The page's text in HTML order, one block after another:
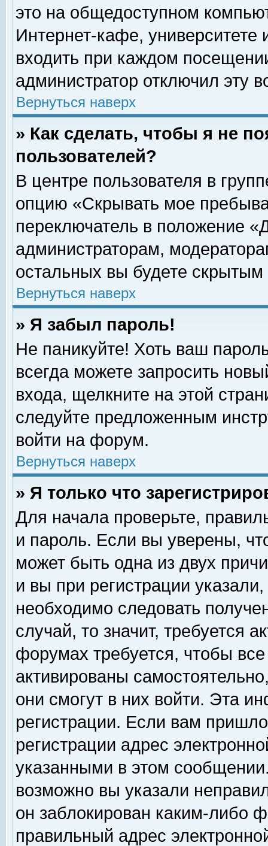
это на общедоступном
Интернет-кафе, университете
входить при каждом
администратор отключил эту
Вернуться наверх
» Как сделать, чтобы я не
пользователей?
В центре пользователя в
опцию «Скрывать мое
переключатель в положение
администраторам,
остальных вы будете скрытым
Вернуться наверх
» Я забыл пароль!
Не паникуйте! Хоть ваш
всегда можете запросить
входа, щелкните на этой
следуйте предложенным
войти на форум.
Вернуться наверх
» Я только что
Для начала проверьте,
и пароль. Если вы уверены,
может быть одна из двух
и вы при регистрации
необходимо следовать
случай, то значит, требуется
форумах требуется, чтобы
активированы
они смогут в них войти. Эта
регистрации. Если вам
регистрации адрес
указанными в этом
возможно вы указали
он заблокирован каким-либо
правильный адрес